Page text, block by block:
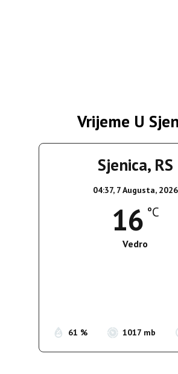
Vrijeme U
Sjenica, RS
04:37, 7 Augusta, 2026
16 °C
Vedro
61 % 1017 mb